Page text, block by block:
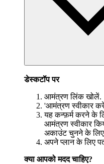
डेस्कटॉप पर
आमंत्रण लिंक खोलें.
'आमंत्रण स्वीकार
यह कन्फ़र्म करने के
आमंत्रण स्वीकार
अकाउंट चुनने के
अपने प्लान के लिए
क्या आपको मदद चाहिए?